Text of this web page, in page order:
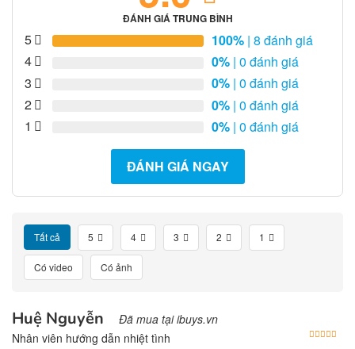
ĐÁNH GIÁ TRUNG BÌNH
5 100% | 8 đánh giá
4
0% | 0 đánh giá
3
0% | 0 đánh giá
2
0% | 0 đánh giá
1
0% | 0 đánh giá
ĐÁNH GIÁ NGAY
Tất cả 5 4 3 2 1
Có video Có ảnh
Huệ Nguyễn Đã mua tại ibuys.vn
Nhân viên hướng dẫn nhiệt tình